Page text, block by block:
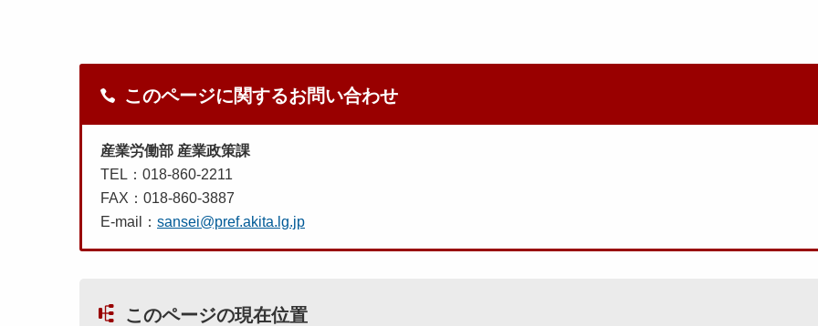
このページに関するお問い合わせ
産業労働部 産業政策課
TEL：018-860-2211
FAX：018-860-3887
E-mail： sansei@pref.akita.lg.jp
このページの現在位置